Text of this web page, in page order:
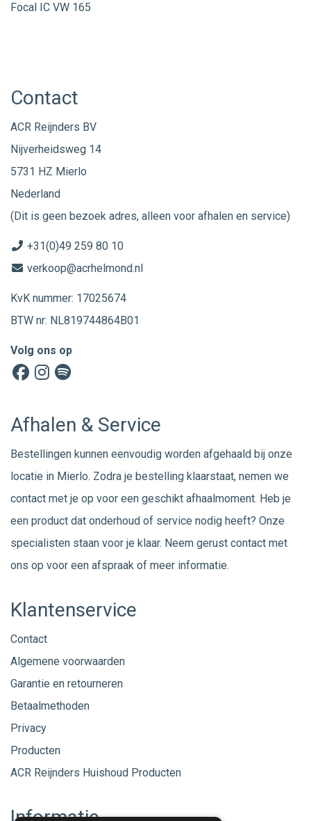
Focal IC VW 165
Contact
ACR Reijnders BV
Nijverheidsweg 14
5731 HZ Mierlo
Nederland
(Dit is geen bezoek adres, alleen voor afhalen en service)
+31(0)49 259 80 10
verkoop@acrhelmond.nl
KvK nummer: 17025674
BTW nr: NL819744864B01
Volg ons op
Afhalen & Service
Bestellingen kunnen eenvoudig worden afgehaald bij onze
locatie in Mierlo. Zodra je bestelling klaarstaat, nemen we
contact met je op voor een geschikt afhaalmoment. Heb je
een product dat onderhoud of service nodig heeft? Onze
specialisten staan voor je klaar. Neem gerust contact met
ons op voor een afspraak of meer informatie.
Klantenservice
Contact
Algemene voorwaarden
Garantie en retourneren
Betaalmethoden
Privacy
Producten
ACR Reijnders Huishoud Producten